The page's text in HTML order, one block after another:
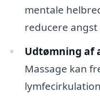
mentale
reducere
Udtømning af
Massage kan